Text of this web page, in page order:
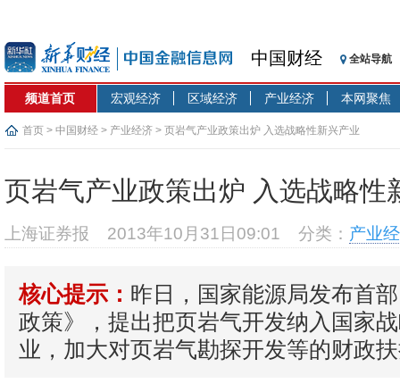
中国财经 全站导航
频道首页 宏观经济 区域经济 产业经济 本网聚焦
首页 > 中国财经 > 产业经济 > 页岩气产业政策出炉 入选战略性新兴产业
页岩气产业政策出炉 入选战略性
上海证券报 2013年10月31日09:01 分类： 产业
核心提示： 昨日，国家能源局发布首
政策》，提出把页岩气开发纳入国家
业，加大对页岩气勘探开发等的财政